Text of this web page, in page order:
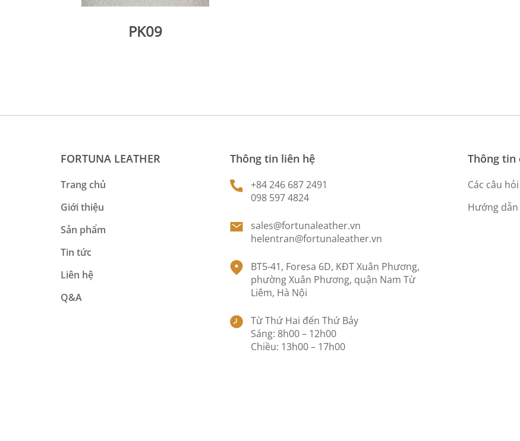
PK09
FORTUNA LEATHER
Trang chủ
Giới thiệu
Sản phẩm
Tin tức
Liên hệ
Q&A
Thông tin liên hệ
+84 246 687 2491
098 597 4824
sales@fortunaleather.vn
helentran@fortunaleather.vn
BT5-41, Foresa 6D, KĐT Xuân Phương,
phường Xuân Phương, quận Nam Từ
Liêm, Hà Nội
Từ Thứ Hai đến Thứ Bảy
Sáng: 8h00 – 12h00
Chiều: 13h00 – 17h00
Thông tin
Các câu
Hướng